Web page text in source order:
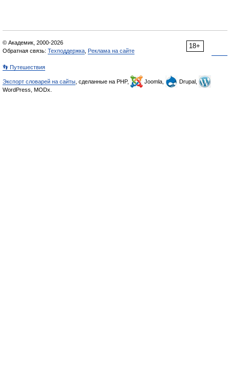
18+
© Академик, 2000-2026
Обратная связь: Техподдержка Реклама на сайте
👣 Путешествия
Экспорт словарей на сайты , сделанные на PHP, Joomla,
Drupal,
WordPress, MODx.